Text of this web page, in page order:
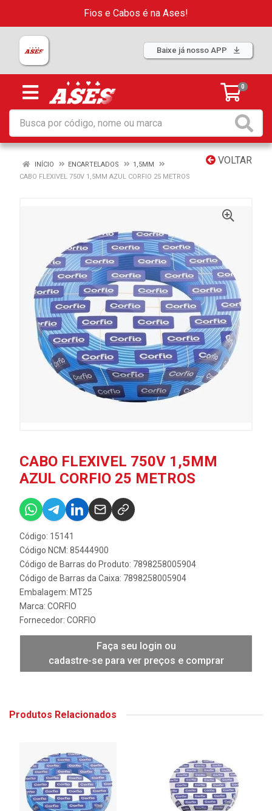
Fios e Cabos é na Ases!
Baixe já nosso APP
0
VOLTAR
INÍCIO ENCARTELADOS
1,5MM
CABO FLEXIVEL 750V 1,5MM AZUL CORFIO 25 METROS
CABO FLEXIVEL 750V 1,5MM
AZUL CORFIO 25 METROS
Código: 15141
Código NCM: 85444900
Código de Barras do Produto: 7898258005904
Código de Barras da Caixa: 7898258005904
Embalagem: MT25
Marca: CORFIO
Fornecedor: CORFIO
Faça seu login ou
cadastre-se para ver preços e comprar
Produtos Relacionados